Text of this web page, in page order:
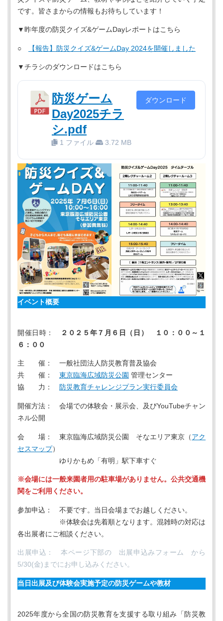
です。皆さまからの情報もお待ちしています！
▼昨年度の防災クイズ&ゲームDayレポートはこちら
○ 【報告】防災クイズ&ゲームDay 2024を開催しました
▼チラシのダウンロードはこちら
防災ゲーム
Day2025チラ
シ.pdf
1 ファイル 3.72 MB
ダウンロード
イベント概要
開催日時：
２０２５年７月６日（日） １０：００～１
６：００
主 催： 一般社団法人防災教育普及協会
共 催： 東京臨海広域防災公園 管理センター
協 力：
防災教育チャレンジプラン実行委員会
開催方法： 会場での体験会・展示会、及びYouTubeチャン
ネル公開
会 場： 東京臨海広域防災公園 そなエリア東京（ アク
セスマップ）
ゆりかもめ「有明」駅下車すぐ
※会場には一般来園者用の駐車場がありません。公共交通機
関をご利用ください。
参加申込： 不要です。当日会場までお越しください。
※体験会は先着順となります。混雑時の対応は
各出展者にご相談ください。
出展申込： 本ページ下部の 出展申込みフォーム から
5/30(金)までにお申し込みください。
当日出展及び体験会実施予定の防災ゲームや教材
2025年度から全国の防災教育を支援する取り組み「防災教